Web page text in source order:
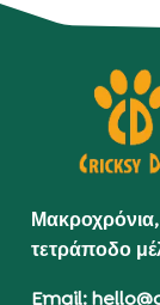
Μακροχρόνια,
τετράποδο
Email: